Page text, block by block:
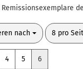
nach
nach 8 pro
pro Seite
4 5 6